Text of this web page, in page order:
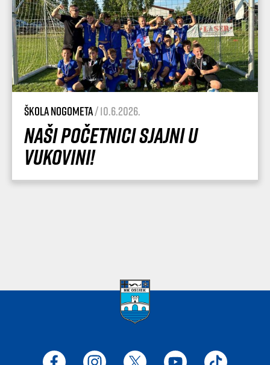
Škola nogometa/ 10.6.2026.
Naši početnici sjajni u
Vukovini!